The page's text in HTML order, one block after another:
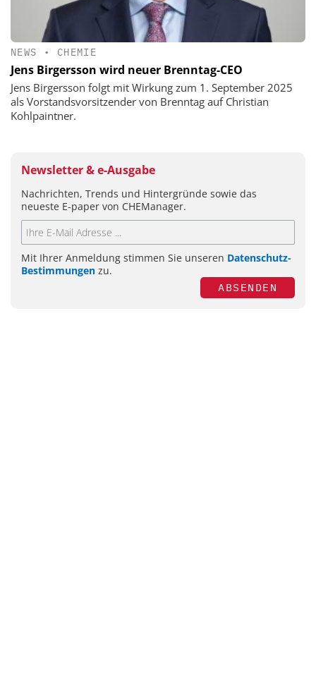
NEWS • CHEMIE
Jens Birgersson wird neuer Brenntag-CEO
Jens Birgersson folgt mit Wirkung zum 1. September 2025
als Vorstandsvorsitzender von Brenntag auf Christian
Kohlpaintner.
Newsletter & e-Ausgabe
Nachrichten, Trends und Hintergründe sowie das
neueste E-paper von CHEManager.
Mit Ihrer Anmeldung stimmen Sie unseren Datenschutz-
Bestimmungen zu.
ABSENDEN